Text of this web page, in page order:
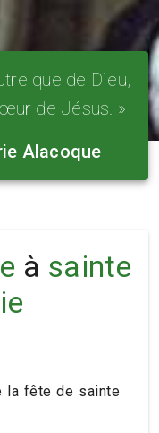
que de Dieu,
de Jésus. »
Alacoque
à sainte
la fête de sainte